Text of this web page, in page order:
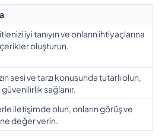
iyi tanıyın ve onların ihtiyaçlarına
oluşturun.
sesi ve tarzı konusunda tutarlı olun,
sağlanır.
iletişimde olun, onların görüş ve
değer verin.